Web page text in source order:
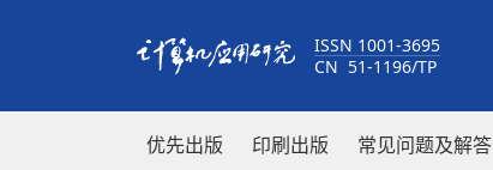
ISSN 1001-3695
CN 51-1196/TP
优先出版 印刷出版 常见问题及解答